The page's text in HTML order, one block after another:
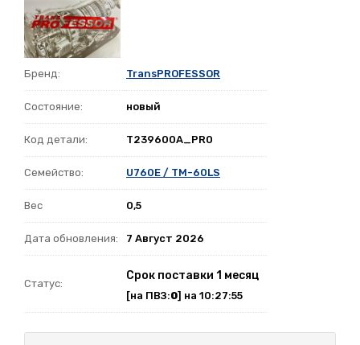
Бренд: TransPROFESSOR
Состояние: новый
Код детали: T239600A_PR0
Семейство: U760E / TM-60LS
Вес 0,5
Дата обновления: 7 Август 2026
Статус:
Срок поставки 1 месяц
[на ПВЗ:0] на 10:27:55